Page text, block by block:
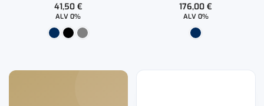
41,50 €
ALV 0%
176,00€
ALV 0%